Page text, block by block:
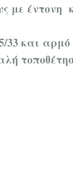
με
33 και αρμό